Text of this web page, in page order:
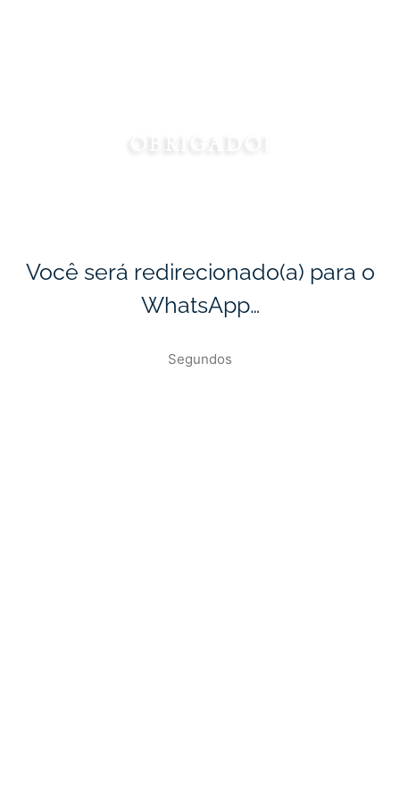
Obrigado
OBRIGADO!
Você será redirecionado(a) para o
WhatsApp…
Segundos